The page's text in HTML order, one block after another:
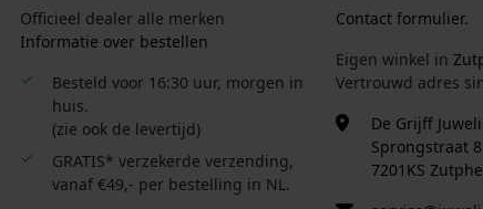
Officieel dealer alle merken
Informatie over bestellen
Besteld voor 16:30 uur, morgen in
huis.
(zie ook de levertijd)
GRATIS* verzekerde verzending,
vanaf €49,- per bestelling in NL.
Contact formulier.
Eigen winkel in
Vertrouwd adres
De Grijff
Sprongstraat 8
7201KS